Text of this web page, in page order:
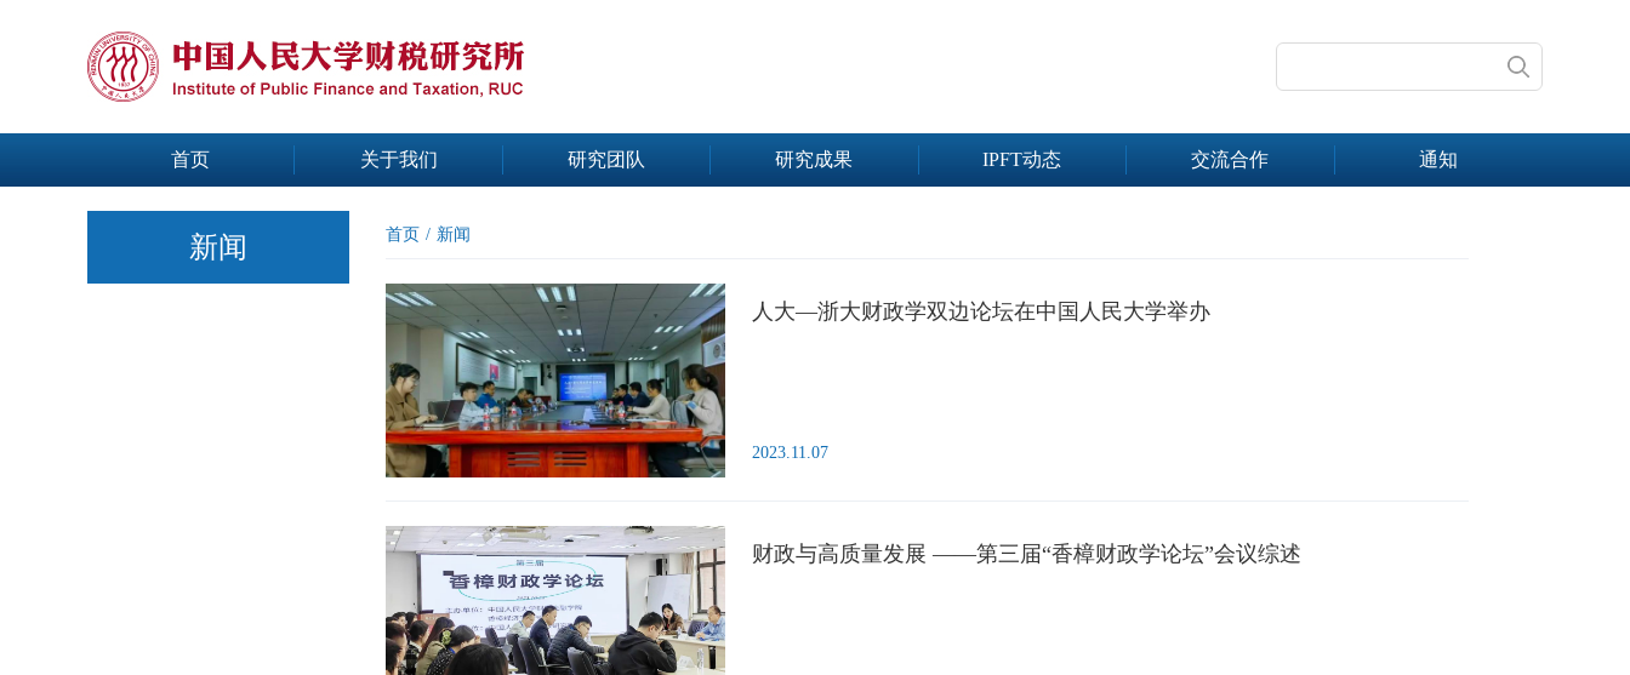
首页 关于我们 研究团队 研究成果 IPFT动态 交流合作 通知
新闻 首页 / 新闻
人大—浙大财政学双边论坛在中国人民大学举办
2023.11.07
财政与高质量发展 ——第三届“香樟财政学论坛”会议综述